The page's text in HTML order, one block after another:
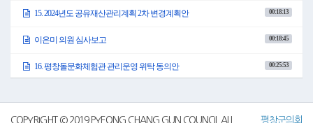
그리고 심재국 군수님과 평창군 공직자 여러분!
출생아 수의 감소와 청년세대의 지역이탈 현상이 지속됨에 따라, 농촌의 인구구조는
이는 농번기 인력 부족 문제를 야기하고 영농을 지속할 수 없는 상황을 초래할 것으로
우려됩니다.
15. 2024년도 공유재산관리계획 2차 변경계획안 00:18:13
이은미 의원 심사보고 00:18:45
16. 평창돌문화체험관 관리운영 위탁 동의안 00:25:53
17. 용평면 이목정리 산지공판장 민간위탁 동의안 평창군의회
COPYRIGHT © 2019 PYEONG CHANG GUN COUNCIL ALL.